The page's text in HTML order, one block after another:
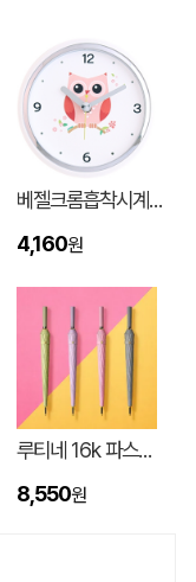
베젤크롬흡착시계_부엉이JS886
4,160원
루티네 16k 파스텔 자동 장우산
8,550원
대형 타포린가방 긴 손잡이 숄더가능(11color) (420x400x250mm) 08-06